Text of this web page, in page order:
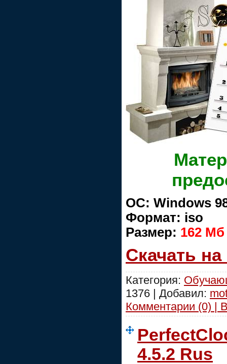
ОС: Windows
Формат: iso
Размер: 162 Мб
Скачать
Категория:
1376 | Добавил:
Комментарии (0) |
4.5.2 Rus